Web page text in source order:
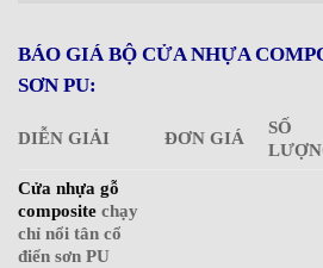
BÁO GIÁ BỘ CỬA NHỰA
SƠN PU:
DIỄN GIẢI ĐƠN GIÁ
SỐ
Cửa nhựa gỗ
composite chạy
chỉ nổi tân cổ
điển sơn PU